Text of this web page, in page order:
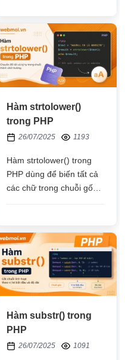
Hàm strtolower()
trong PHP
26/07/2025 1193
Hàm strtolower() trong
PHP dùng để biến tất cả
các chữ trong chuỗi gốc
gốc
Hàm substr() trong
PHP
26/07/2025 1091